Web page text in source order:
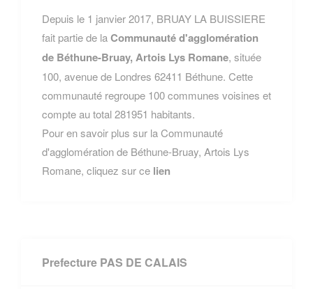
Depuis le 1 janvier 2017, BRUAY LA BUISSIERE
fait partie de laCommunauté d'agglomération
de Béthune-Bruay, Artois Lys Romane, située
100, avenue de Londres 62411 Béthune. Cette
communauté regroupe 100 communes voisines et
compte au total 281951 habitants.
Pour en savoir plus sur la Communauté
d'agglomération de Béthune-Bruay, Artois Lys
Romane, cliquez sur ce lien
Prefecture PAS DE CALAIS